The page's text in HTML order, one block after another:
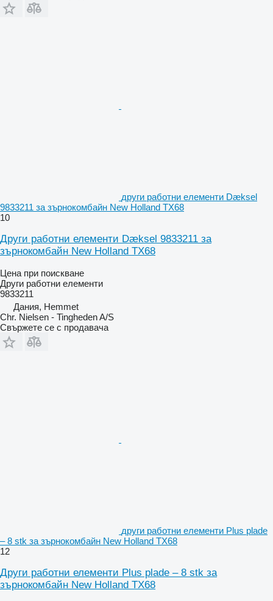
други работни елементи Dæksel
9833211 за зърнокомбайн New Holland TX68
10
Други работни елементи Dæksel 9833211 за
зърнокомбайн New Holland TX68
Цена при поискване
Други работни елементи
9833211
Дания, Hemmet
Chr. Nielsen - Tingheden A/S
Свържете се с продавача
други работни елементи Plus plade
– 8 stk за зърнокомбайн New Holland TX68
12
Други работни елементи Plus plade – 8 stk за
зърнокомбайн New Holland TX68